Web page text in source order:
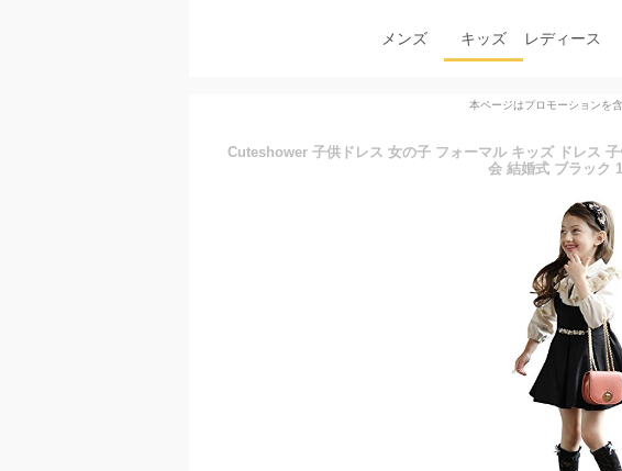
メンズ キッズ レディース
本ページはプロモーションを
Cuteshower 子供ドレス 女の子 フォーマル キッズ ドレス
会 結婚式 ブラック